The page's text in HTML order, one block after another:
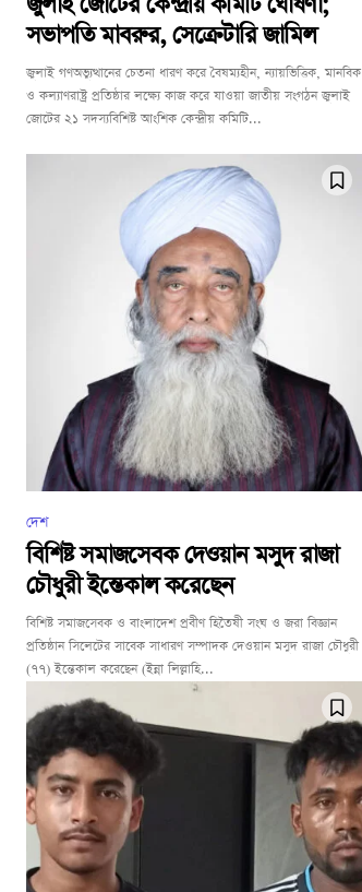
সভাপতি মাবরুর, সেক্রেটারি জামিল
জুলাই গণঅভ্যুত্থানের চেতনা ধারণ করে বৈষম্যহীন, ন্যায়ভিত্তিক, মানবিক
ও কল্যাণরাষ্ট্র প্রতিষ্ঠার লক্ষ্যে কাজ করে যাওয়া জাতীয় সংগঠন জুলাই
জোটের ২১ সদস্যবিশিষ্ট আংশিক কেন্দ্রীয় কমিটি...
দেশ
বিশিষ্ট সমাজসেবক দেওয়ান মসুদ রাজা
চৌধুরী ইন্তেকাল করেছেন
বিশিষ্ট সমাজসেবক ও বাংলাদেশ প্রবীণ হিতৈষী সংঘ ও জরা বিজ্ঞান
প্রতিষ্ঠান সিলেটের সাবেক সাধারণ সম্পাদক দেওয়ান মসুদ রাজা চৌধুরী
(৭৭) ইন্তেকাল করেছেন (ইন্না লিল্লাহি...